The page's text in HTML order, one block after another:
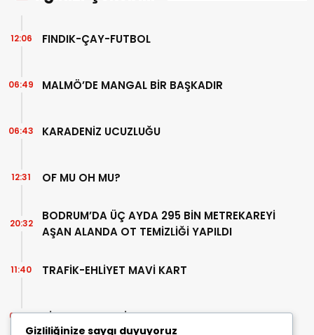
FINDIK-ÇAY-FUTBOL
12:06
MALMÖ’DE MANGAL BİR BAŞKADIR
06:49
KARADENİZ UCUZLUĞU
06:43
OF MU OH MU?
12:31
BODRUM’DA ÜÇ AYDA 295 BİN METREKAREYİ
AŞAN ALANDA OT TEMİZLİĞİ YAPILDI
20:32
TRAFİK-EHLİYET MAVİ KART
11:40
BİR AHMET TELLİ YAZISI
07:30
Gizliliğinize saygı duyuyoruz